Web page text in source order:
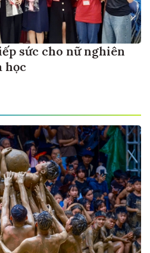
sức cho nữ nghiên
học